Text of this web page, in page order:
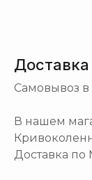
Доставка
Самовывоз
В нашем
Доставка